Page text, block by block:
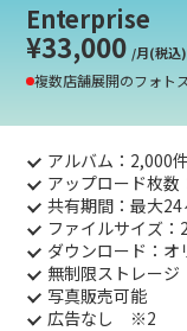
Enterprise
¥33,000 /月(税込)
複数店舗展開のフォト
アルバム：2,000
アップロード枚
共有期間：最大24
ファイルサイズ
ダウンロード：オ
無制限ストレー
写真販売可能
広告なし ※2